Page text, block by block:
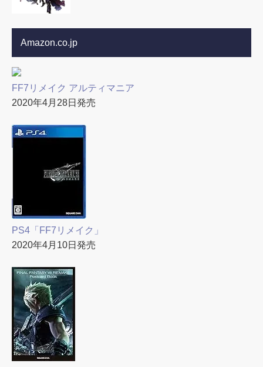
Amazon.co.jp
FF7リメイク アルティマニア
2020年4月28日発売
PS4「FF7リメイク」
2020年4月10日発売